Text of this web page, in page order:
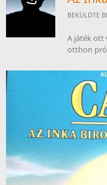
BEKÜLDTE
A játék ott
otthon